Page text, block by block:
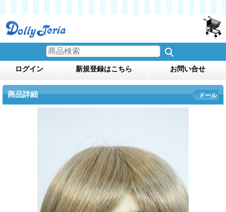
ログイン 新規登録はこちら お問い合せ
商品詳細 ドール